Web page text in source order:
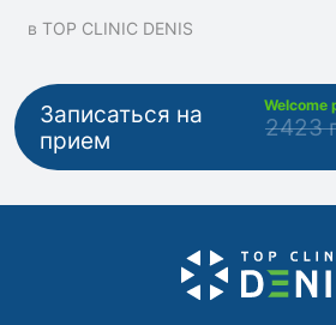
в TOP CLINIC DENIS
Записаться на
прием
Welcome
2423